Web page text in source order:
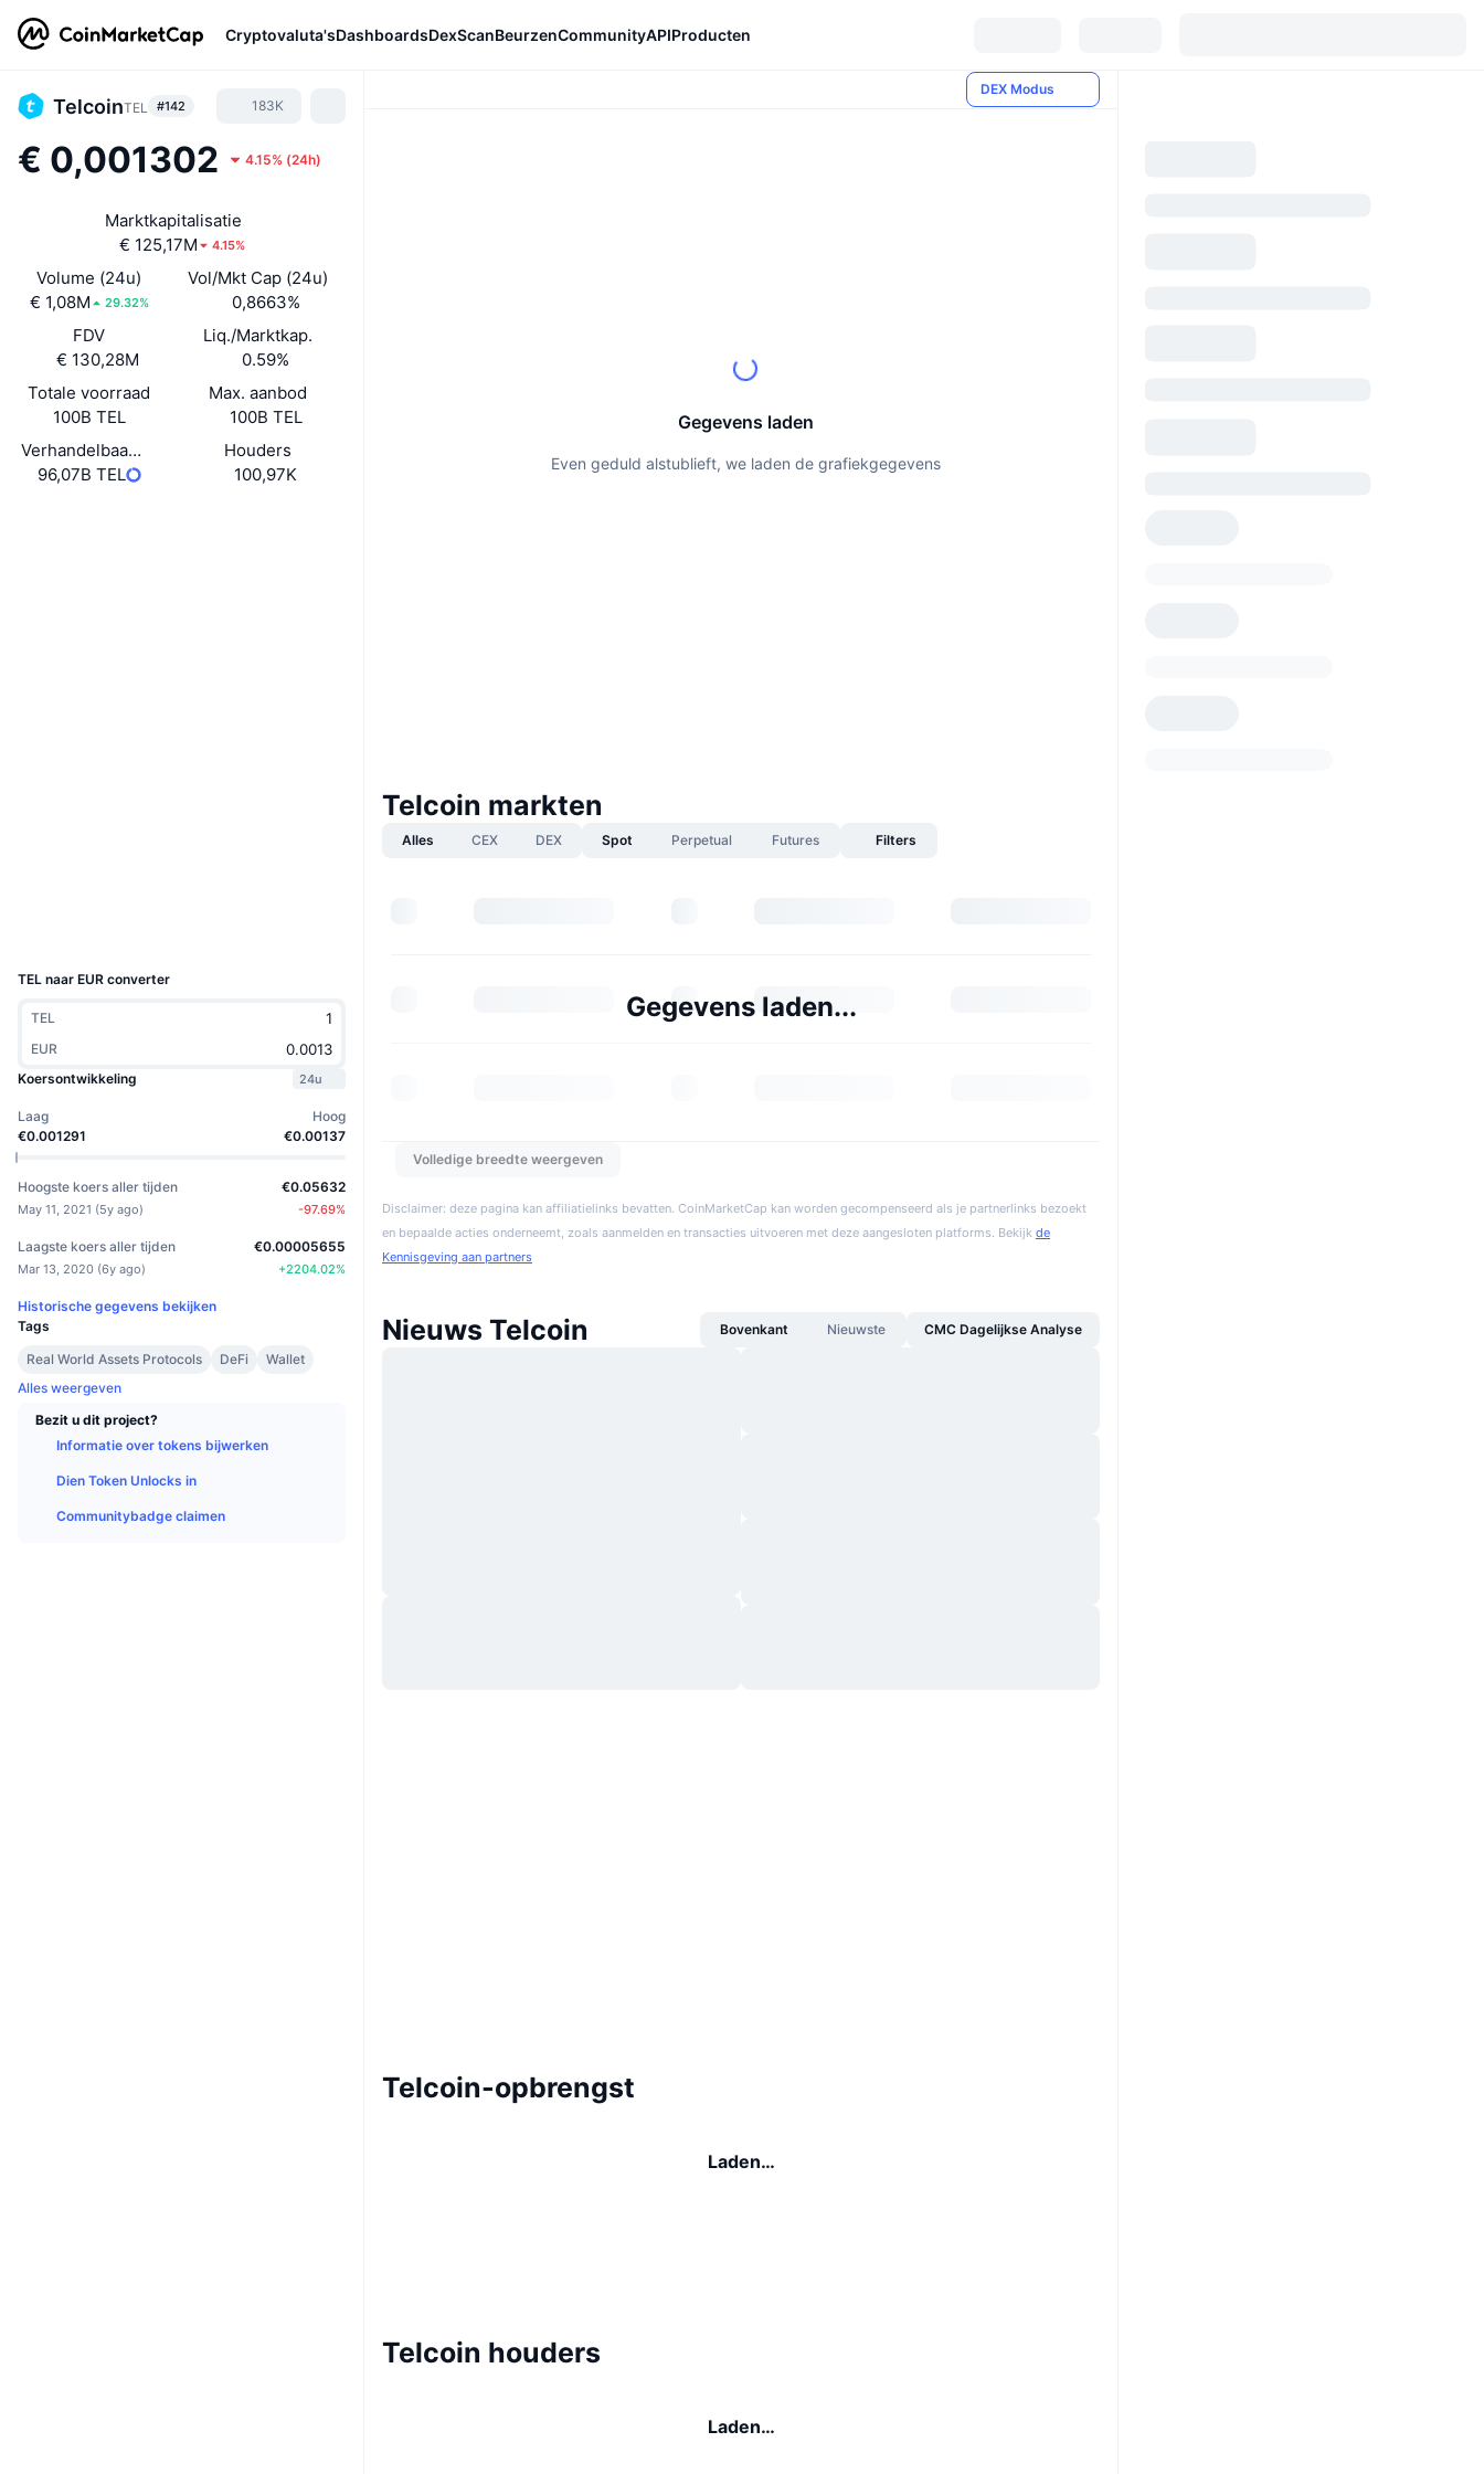
Cryptovaluta'sDashboardsDexScanBeurzenCommunityAPIProducten
TelcoinTEL #142 183K
€ 0,001302 4.15% (24h)
Marktkapitalisatie
€ 125,17M
4.15%
Volume (24u)
€ 1,08M
29.32%
Vol/Mkt Cap (24u)
0,8663%
FDV
€ 130,28M
Liq./Marktkap.
0.59%
Totale voorraad
100B TEL
Max. aanbod
100B TEL
Verhandelbaar aanbod
96,07B TEL
Houders
100,97K
TEL naar EUR converter
TEL
EUR
Koersontwikkeling
24u
Laag
€0.001291
Hoog
€0.00137
Hoogste koers aller tijden
May 11, 2021 (5y ago)
€0.05632
-97.69%
Laagste koers aller tijden
Mar 13, 2020 (6y ago)
€0.00005655
+2204.02%
Historische gegevens bekijken
Tags
Real World Assets Protocols
DeFi
Wallet
Alles weergeven
Bezit u dit project?
Informatie over tokens bijwerken
Dien Token Unlocks in
Communitybadge claimen
DEX Modus
Gegevens laden
Even geduld alstublieft, we laden de grafiekgegevens
Telcoin markten
Alles CEX DEX Spot Perpetual Futures Filters
Gegevens laden...
Volledige breedte weergeven
Disclaimer: deze pagina kan affiliatielinks bevatten. CoinMarketCap kan worden gecompenseerd als je partnerlinks bezoekt
en bepaalde acties onderneemt, zoals aanmelden en transacties uitvoeren met deze aangesloten platforms. Bekijk de
Kennisgeving aan partners
Nieuws Telcoin Bovenkant Nieuwste CMC Dagelijkse Analyse
Telcoin-opbrengst
Laden…
Telcoin houders
Laden…